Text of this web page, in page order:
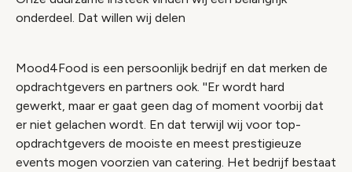
onderdeel. Dat willen wij delen
Mood4Food is een persoonlijk bedrijf en dat merken de
opdrachtgevers en partners ook. ''Er wordt hard
gewerkt, maar er gaat geen dag of moment voorbij dat
er niet gelachen wordt. En dat terwijl wij voor top-
opdrachtgevers de mooiste en meest prestigieuze
events mogen voorzien van catering. Het bedrijf bestaat